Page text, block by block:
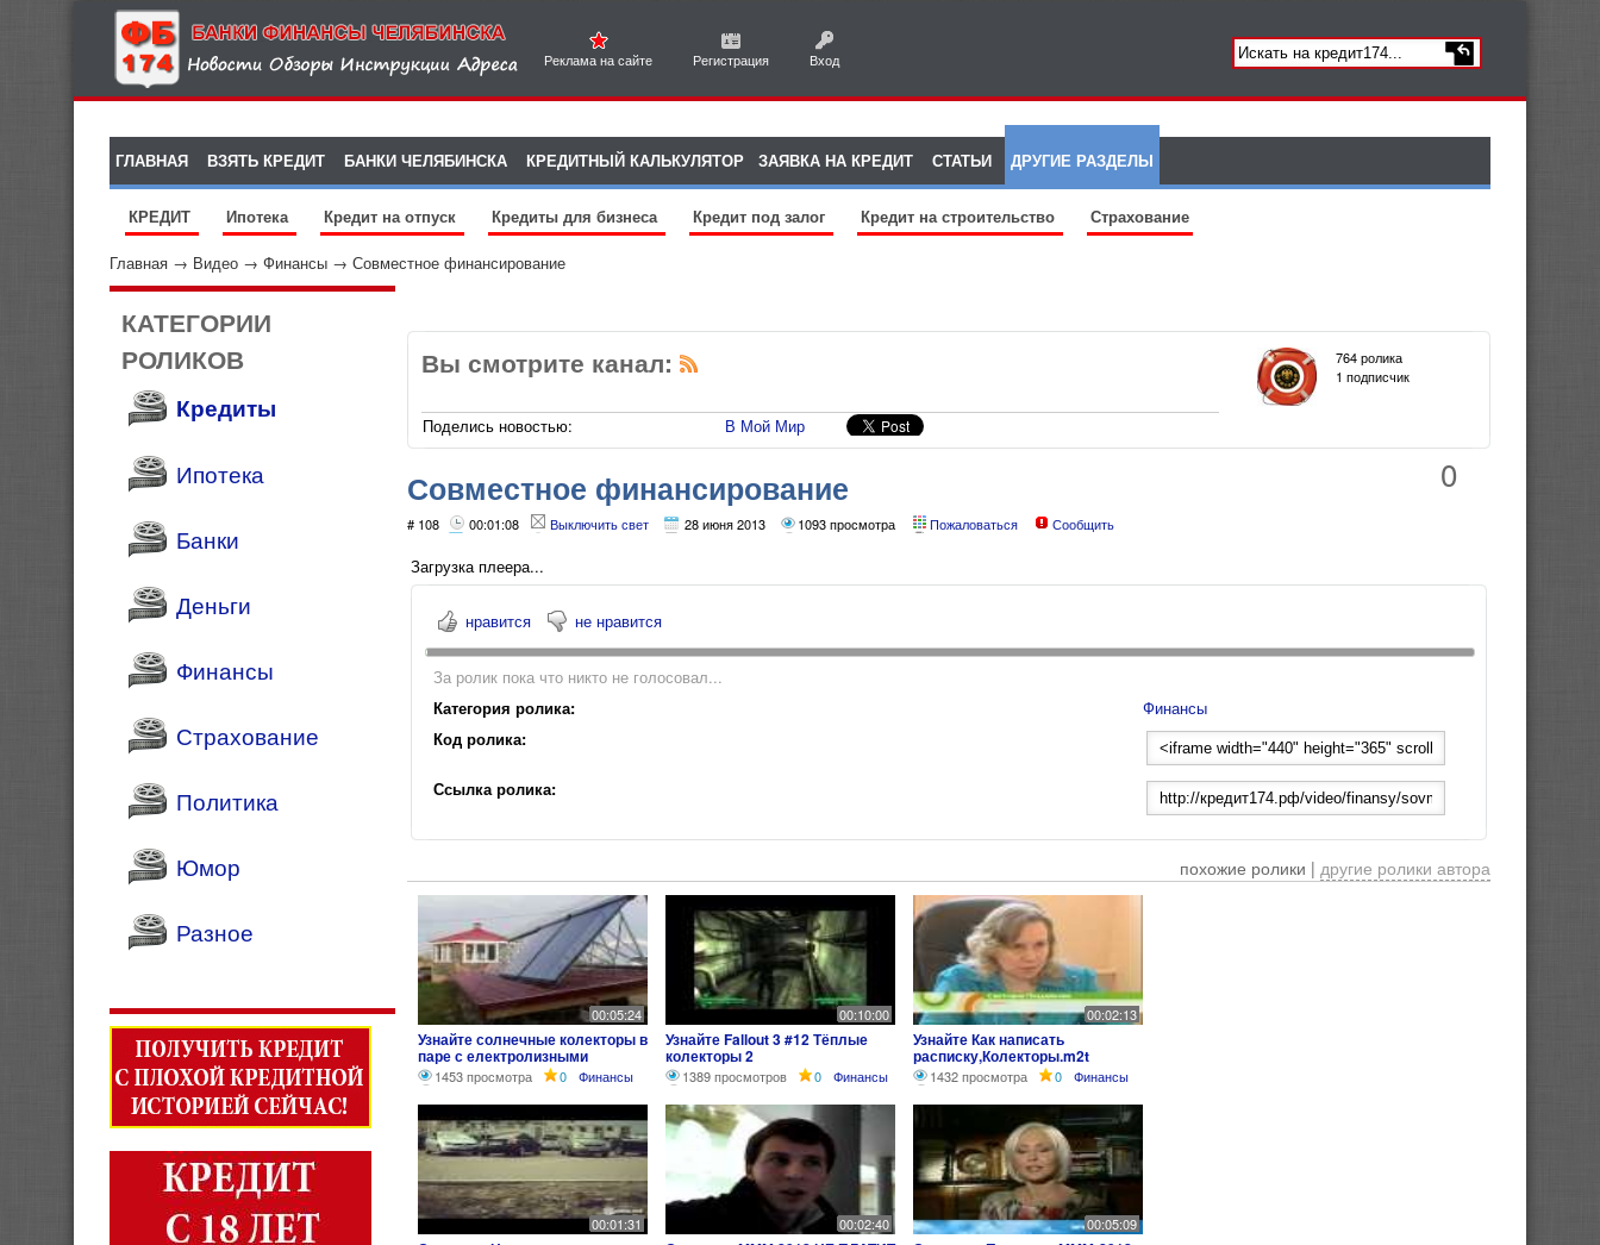
Реклама на сайте Регистрация Вход
ГЛАВНАЯ ВЗЯТЬ КРЕДИТ БАНКИ ЧЕЛЯБИНСКА КРЕДИТНЫЙ КАЛЬКУЛЯТОР ЗАЯВКА НА КРЕДИТ СТАТЬИ ДРУГИЕ РАЗДЕЛЫ
КРЕДИТ Ипотека Кредит на отпуск Кредиты для бизнеса Кредит под залог Кредит на строительство Страхование
Главная → Видео → Финансы → Совместное финансирование
КАТЕГОРИИ
РОЛИКОВ
Кредиты
Ипотека
Банки
Деньги
Финансы
Страхование
Политика
Юмор
Разное
Вы смотрите канал:
Поделись новостью: В Мой Мир
764 ролика
1 подписчик
0
Совместное финансирование
# 108 00:01:08 Выключить свет 28 июня 2013 1093 просмотра Пожаловаться Сообщить
Загрузка плеера...
нравится не нравится
За ролик пока что никто не голосовал...
Категория ролика:
Финансы
Код ролика:
Ссылка ролика:
похожие ролики | другие ролики автора
00:05:24
Узнайте солнечные колекторы в
паре с електролизными
котлами !.
1453 просмотра 0 Финансы
00:10:00
Узнайте Fallout 3 #12 Тёплые
колекторы 2
1389 просмотров 0 Финансы
00:02:13
Узнайте Как написать
расписку,Колекторы.m2t
1432 просмотра 0 Финансы
00:01:31 00:02:40 00:05:09